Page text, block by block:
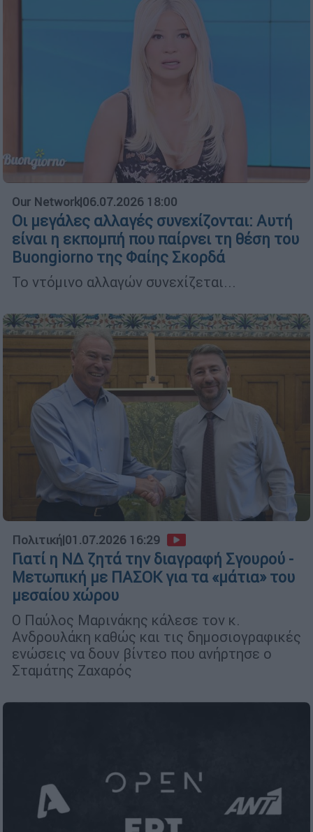
Our Network|06.07.2026 18:00
Οι μεγάλες αλλαγές συνεχίζονται: Αυτή
είναι η εκπομπή που παίρνει τη θέση του
Buongiorno της Φαίης Σκορδά
Το ντόμινο αλλαγών συνεχίζεται...
Πολιτική|01.07.2026 16:29
Γιατί η ΝΔ ζητά την διαγραφή Σγουρού -
Μετωπική με ΠΑΣΟΚ για τα «μάτια» του
μεσαίου χώρου
Ο Παύλος Μαρινάκης κάλεσε τον κ.
Ανδρουλάκη καθώς και τις δημοσιογραφικές
ενώσεις να δουν βίντεο που ανήρτησε ο
Σταμάτης Ζαχαρός